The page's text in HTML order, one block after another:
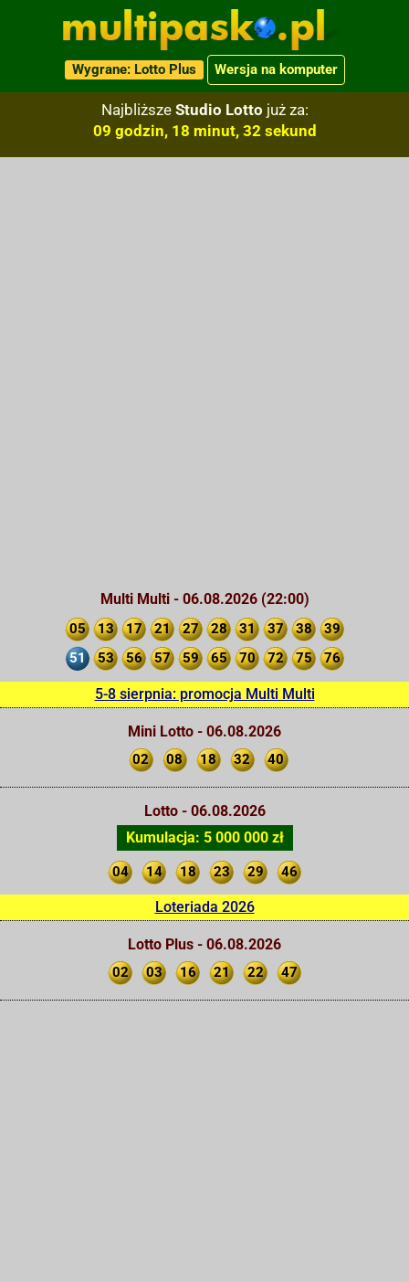
Wygrane: Lotto Plus Wersja na komputer
Najbliższe Studio Lotto już za:
09 godzin, 18 minut, 31 sekund
Multi Multi - 06.08.2026 (22:00)
05 13 17 21 27 28 31 37 38
39
51
53 56 57 59 65 70 72 75 76
5-8 sierpnia: promocja Multi Multi
Mini Lotto - 06.08.2026
02 08 18 32 40
Lotto - 06.08.2026
Kumulacja: 5 000 000 zł
04 14 18 23 29 46
Loteriada 2026
Lotto Plus - 06.08.2026
02 03 16 21 22 47